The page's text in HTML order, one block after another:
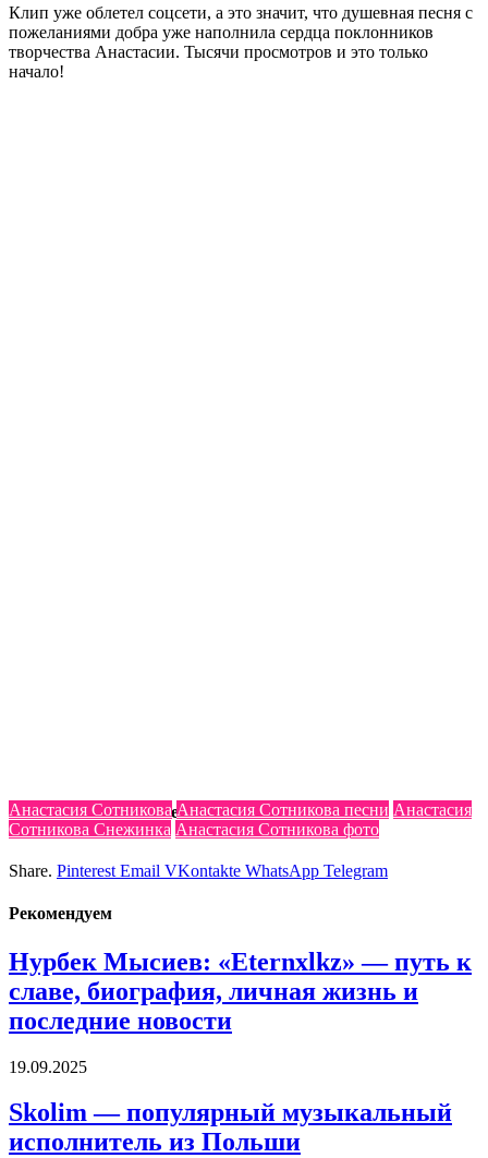
Клип уже облетел соцсети, а это значит, что душевная песня с
пожеланиями добра уже наполнила сердца поклонников
творчества Анастасии. Тысячи просмотров и это только
начало!
Узнайте больше по теме :
Анастасия Сотникова Анастасия Сотникова песни Анастасия
Сотникова Снежинка Анастасия Сотникова фото
Share. Pinterest Email VKontakte WhatsApp Telegram
Рекомендуем
Нурбек Мысиев: «Eternxlkz» — путь к
славе, биография, личная жизнь и
последние новости
19.09.2025
Skolim — популярный музыкальный
исполнитель из Польши